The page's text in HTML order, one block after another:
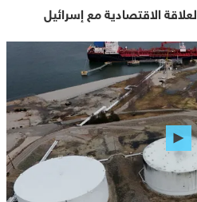
الاقتصادية مع إسرائيل